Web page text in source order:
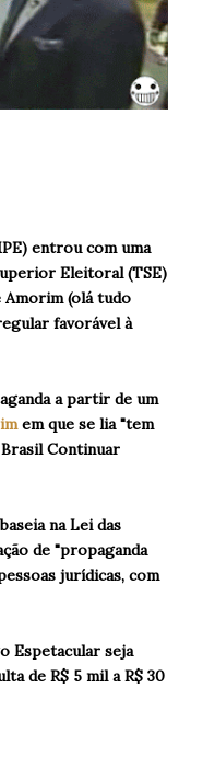
entrou com uma
Eleitoral (TSE)
(olá tudo
favorável à
a partir de um
em que se lia "tem
Brasil Continuar
na Lei das
de "propaganda
jurídicas, com
Espetacular seja
de R$ 5 mil a R$ 30